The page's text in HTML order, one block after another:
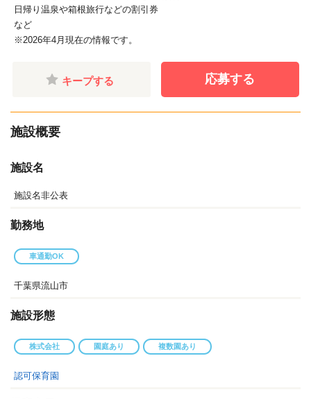
日帰り温泉や箱根旅行などの割引券
など
※2026年4月現在の情報です。
キープする 応募する
施設概要
施設名
施設名非公表
勤務地
車通勤OK
千葉県流山市
施設形態
株式会社 園庭あり 複数園あり
認可保育園